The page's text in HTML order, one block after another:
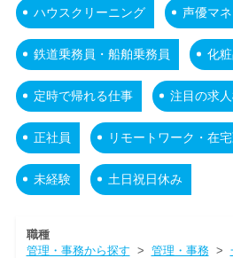
ハウスクリーニング 声優マ
鉄道乗務員・船舶乗務員 化
定時で帰れる仕事 注目の求
正社員 リモートワーク・在
未経験 土日祝日休み
職種
管理・事務から探す > 管理・事務>